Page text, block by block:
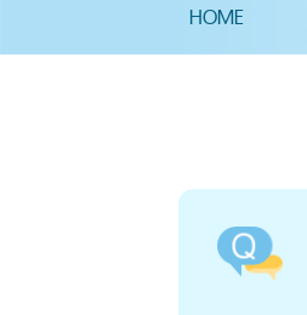
HOME